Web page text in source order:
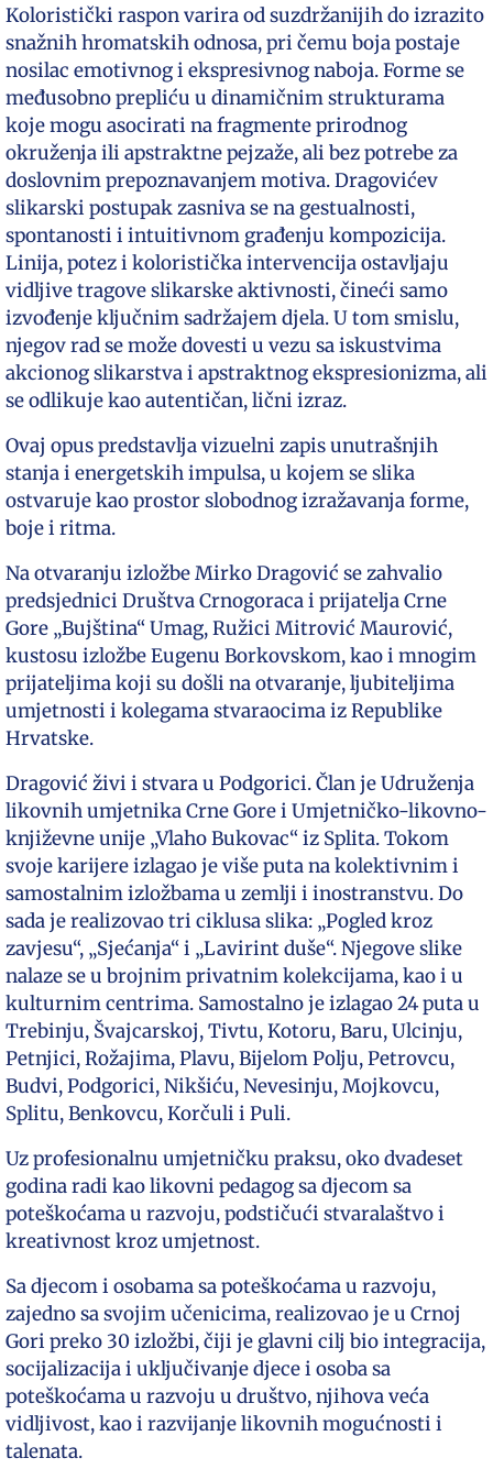
Koloristički raspon varira od suzdržanijih do izrazito
snažnih hromatskih odnosa, pri čemu boja postaje
nosilac emotivnog i ekspresivnog naboja. Forme se
međusobno prepliću u dinamičnim strukturama
koje mogu asocirati na fragmente prirodnog
okruženja ili apstraktne pejzaže, ali bez potrebe za
doslovnim prepoznavanjem motiva. Dragovićev
slikarski postupak zasniva se na gestualnosti,
spontanosti i intuitivnom građenju kompozicija.
Linija, potez i koloristička intervencija ostavljaju
vidljive tragove slikarske aktivnosti, čineći samo
izvođenje ključnim sadržajem djela. U tom smislu,
njegov rad se može dovesti u vezu sa iskustvima
akcionog slikarstva i apstraktnog ekspresionizma, ali
se odlikuje kao autentičan, lični izraz.
Ovaj opus predstavlja vizuelni zapis unutrašnjih
stanja i energetskih impulsa, u kojem se slika
ostvaruje kao prostor slobodnog izražavanja forme,
boje i ritma.
Na otvaranju izložbe Mirko Dragović se zahvalio
predsjednici Društva Crnogoraca i prijatelja Crne
Gore „Bujština“ Umag, Ružici Mitrović Maurović,
kustosu izložbe Eugenu Borkovskom, kao i mnogim
prijateljima koji su došli na otvaranje, ljubiteljima
umjetnosti i kolegama stvaraocima iz Republike
Hrvatske.
Dragović živi i stvara u Podgorici. Član je Udruženja
likovnih umjetnika Crne Gore i Umjetničko-likovno-
književne unije „Vlaho Bukovac“ iz Splita. Tokom
svoje karijere izlagao je više puta na kolektivnim i
samostalnim izložbama u zemlji i inostranstvu. Do
sada je realizovao tri ciklusa slika: „Pogled kroz
zavjesu“, „Sjećanja“ i „Lavirint duše“. Njegove slike
nalaze se u brojnim privatnim kolekcijama, kao i u
kulturnim centrima. Samostalno je izlagao 24 puta u
Trebinju, Švajcarskoj, Tivtu, Kotoru, Baru, Ulcinju,
Petnjici, Rožajima, Plavu, Bijelom Polju, Petrovcu,
Budvi, Podgorici, Nikšiću, Nevesinju, Mojkovcu,
Splitu, Benkovcu, Korčuli i Puli.
Uz profesionalnu umjetničku praksu, oko dvadeset
godina radi kao likovni pedagog sa djecom sa
poteškoćama u razvoju, podstičući stvaralaštvo i
kreativnost kroz umjetnost.
Sa djecom i osobama sa poteškoćama u razvoju,
zajedno sa svojim učenicima, realizovao je u Crnoj
Gori preko 30 izložbi, čiji je glavni cilj bio integracija,
socijalizacija i uključivanje djece i osoba sa
poteškoćama u razvoju u društvo, njihova veća
vidljivost, kao i razvijanje likovnih mogućnosti i
talenata.